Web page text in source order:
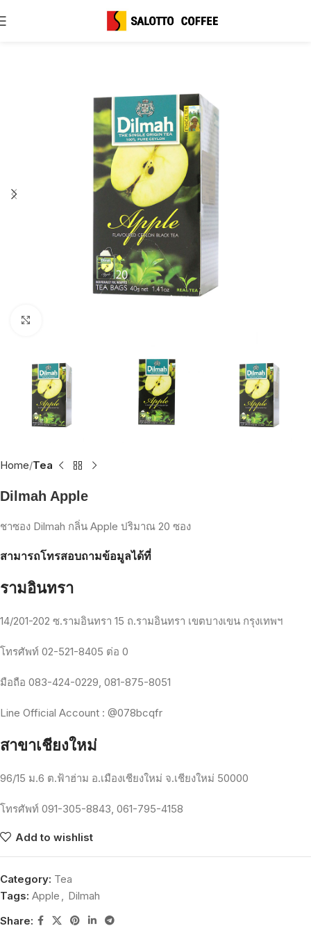
Home Tea
Dilmah Apple
ชาซอง Dilmah กลิ่น Apple ปริมาณ 20 ซอง
สามารถโทรสอบถามข้อมูลได้ที่
รามอินทรา
14/201-202 ซ.รามอินทรา 15 ถ.รามอินทรา เขตบางเขน กรุงเทพฯ
โทรศัพท์ 02-521-8405 ต่อ 0
มือถือ 083-424-0229, 081-875-8051
Line Official Account : @078bcqfr
สาขาเชียงใหม่
96/15 ม.6 ต.ฟ้าฮ่าม อ.เมืองเชียงใหม่ จ.เชียงใหม่ 50000
โทรศัพท์ 091-305-8843, 061-795-4158
Add to wishlist
Category: Tea
Tags: Apple , Dilmah
Share: